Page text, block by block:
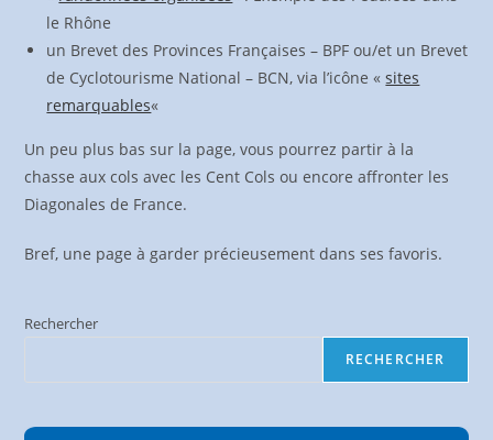
le Rhône
un Brevet des Provinces Françaises – BPF ou/et un Brevet
de Cyclotourisme National – BCN, via l’icône «sites
remarquables«
Un peu plus bas sur la page, vous pourrez partir à la
chasse aux cols avec les Cent Cols ou encore affronter les
Diagonales de France.
Bref, une page à garder précieusement dans ses favoris.
Rechercher
RECHERCHER